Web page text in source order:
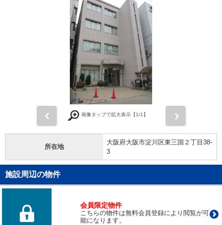
画像タップで拡大表示【1/1】
所在地
大阪府大阪市淀川区東三国２丁目38-
3
施設周辺の物件
会員限定物件
こちらの物件は無料会員登録により閲覧が可
能になります。